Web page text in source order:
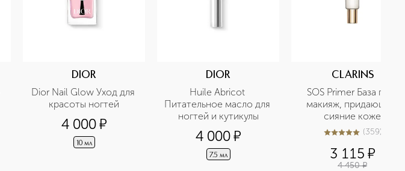
DIOR
Dior Nail Glow Уход для
красоты ногтей
4 000¤
10 мл
DIOR
Huile Abricot
Питательное масло для
ногтей и кутикулы
4 000¤
7.5 мл
CLARINS
SOS Primer База под
макияж, придающая
сияние коже
5из 5359 (359)
3 115 ¤
4 450 ¤